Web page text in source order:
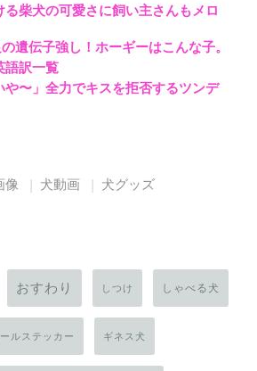
る柴犬の可愛さに飼い主さんもメロ
遺伝子強し！ホーギーはこんな子。
語訳一覧
や〜」全力でキスを拒否するツンデ
像 犬動画 犬グッズ
おすわり しつけ しゃべる犬
ルステッカー ギネス犬